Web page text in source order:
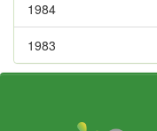
1984
1983